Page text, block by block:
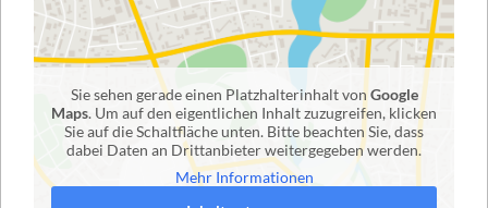
Sie sehen gerade einen Platzhalterinhalt von Google
Maps. Um auf den eigentlichen Inhalt zuzugreifen, klicken
Sie auf die Schaltfläche unten. Bitte beachten Sie, dass
dabei Daten an Drittanbieter weitergegeben werden.
Mehr Informationen